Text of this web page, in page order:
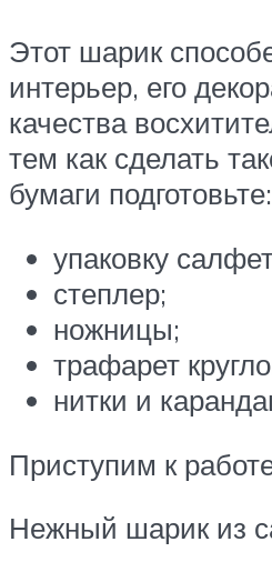
Этот шарик
интерьер, его
качества
тем как сделать
бумаги подготовьте:
упаковку
степлер;
ножницы;
трафарет
нитки и
Приступим к
Нежный шарик из